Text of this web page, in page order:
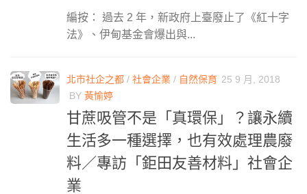
編按： 過去 2 年，新政府上臺廢止了《紅十字
法》、伊甸基金會爆出與...
北市社企之都 / 社會企業 / 自然保育 25 9 月, 2018
BY 黃愉婷
甘蔗吸管不是「真環保」？讓永續
生活多一種選擇，也有效處理農廢
料／專訪「鉅田友善材料」社會企
業